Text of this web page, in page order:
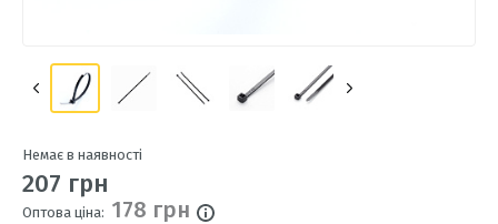
Немає в наявності
207 грн
Оптова ціна: 178 грн